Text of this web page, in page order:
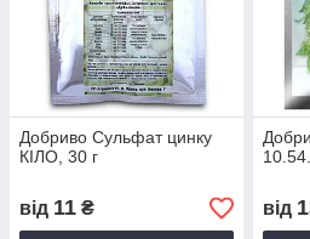
Добриво Сульфат цинку
КІЛО, 30 г
від 11 ₴ від